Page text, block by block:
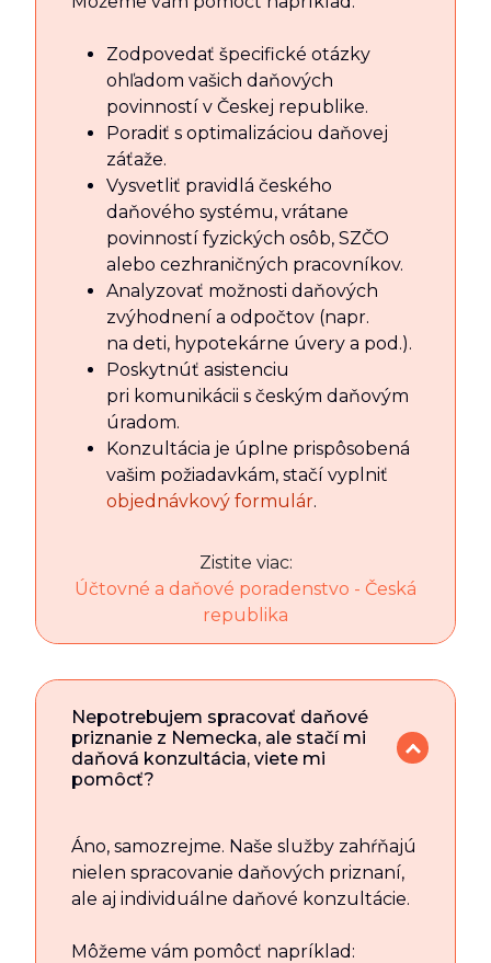
Zodpovedať špecifické otázky
ohľadom vašich daňových
povinností v Českej republike.
Poradiť s optimalizáciou daňovej
záťaže.
Vysvetliť pravidlá českého
daňového systému, vrátane
povinností fyzických osôb, SZČO
alebo cezhraničných pracovníkov.
Analyzovať možnosti daňových
zvýhodnení a odpočtov (napr.
na deti, hypotekárne úvery a pod.).
Poskytnúť asistenciu
pri komunikácii s českým daňovým
úradom.
Konzultácia je úplne prispôsobená
vašim požiadavkám, stačí vyplniť
objednávkový formulár.
Zistite viac:
Účtovné a daňové poradenstvo - Česká
republika
Nepotrebujem spracovať daňové
priznanie z Nemecka, ale stačí mi
daňová konzultácia, viete mi
pomôcť?
Áno, samozrejme. Naše služby zahŕňajú
nielen spracovanie daňových priznaní,
ale aj individuálne daňové konzultácie.
Môžeme vám pomôcť napríklad: